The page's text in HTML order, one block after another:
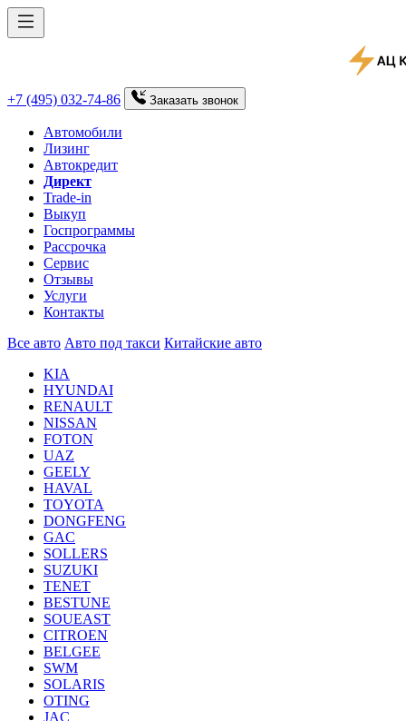
+7 (495) 032-74-86 Заказать звонок
Автомобили
Лизинг
Автокредит
Директ
Trade-in
Выкуп
Госпрограммы
Рассрочка
Сервис
Отзывы
Услуги
Контакты
Все авто Авто под такси Китайские авто
KIA
HYUNDAI
RENAULT
NISSAN
FOTON
UAZ
GEELY
HAVAL
TOYOTA
DONGFENG
GAC
SOLLERS
SUZUKI
TENET
BESTUNE
SOUEAST
CITROEN
BELGEE
SWM
SOLARIS
OTING
JAC